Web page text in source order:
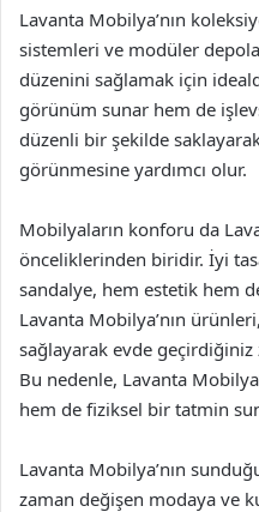
Lavanta Mobilya’nın
sistemleri ve modüler
düzenini sağlamak için
görünüm sunar hem de
düzenli bir şekilde
görünmesine yardımcı olur.
Mobilyaların konforu da
önceliklerinden biridir. İyi
sandalye, hem estetik hem
Lavanta Mobilya’nın
sağlayarak evde
Bu nedenle, Lavanta
hem de fiziksel bir tatmin
Lavanta Mobilya’nın
zaman değişen modaya ve